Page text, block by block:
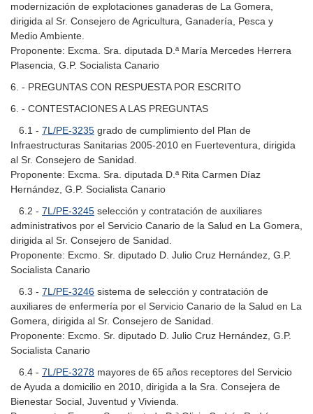
modernización de explotaciones ganaderas de La Gomera,
dirigida al Sr. Consejero de Agricultura, Ganadería, Pesca y
Medio Ambiente.
Proponente: Excma. Sra. diputada D.ª María Mercedes Herrera
Plasencia, G.P. Socialista Canario
6. - PREGUNTAS CON RESPUESTA POR ESCRITO
6. - CONTESTACIONES A LAS PREGUNTAS
6.1 - 7L/PE-3235 grado de cumplimiento del Plan de
Infraestructuras Sanitarias 2005-2010 en Fuerteventura, dirigida
al Sr. Consejero de Sanidad.
Proponente: Excma. Sra. diputada D.ª Rita Carmen Díaz
Hernández, G.P. Socialista Canario
6.2 - 7L/PE-3245 selección y contratación de auxiliares
administrativos por el Servicio Canario de la Salud en La Gomera,
dirigida al Sr. Consejero de Sanidad.
Proponente: Excmo. Sr. diputado D. Julio Cruz Hernández, G.P.
Socialista Canario
6.3 - 7L/PE-3246 sistema de selección y contratación de
auxiliares de enfermería por el Servicio Canario de la Salud en La
Gomera, dirigida al Sr. Consejero de Sanidad.
Proponente: Excmo. Sr. diputado D. Julio Cruz Hernández, G.P.
Socialista Canario
6.4 - 7L/PE-3278 mayores de 65 años receptores del Servicio
de Ayuda a domicilio en 2010, dirigida a la Sra. Consejera de
Bienestar Social, Juventud y Vivienda.